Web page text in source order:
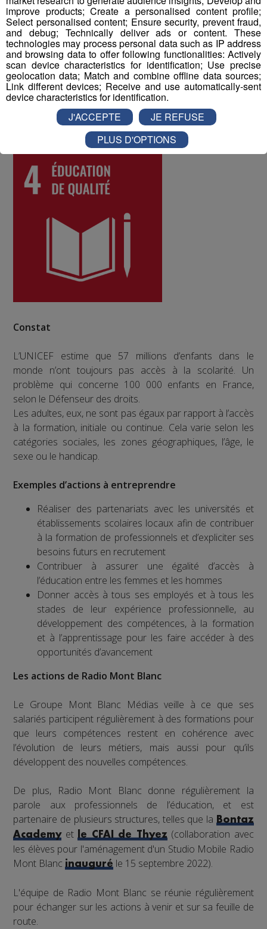
Enfin, un questionnaire bien-être envoyé chaque année
à tous les collaborateurs permet d'identifier les
difficultés qui pourraient être rencontrées par les
différents salariés, et d'y remédier. Au mois de juin 2022,
les collaborateurs ont donné une note globale de 8 sur
10 à la qualité de vie au travail au sein du Groupe Mont
Blanc Médias.
ODD numéro 4 : Education de qualité
Constat
L’UNICEF estime que 57 millions d’enfants dans le
monde n’ont toujours pas accès à la scolarité. Un
problème qui concerne 100 000 enfants en France,
selon le Défenseur des droits.
Les adultes, eux, ne sont pas égaux par rapport à l’accès
à la formation, initiale ou continue. Cela varie selon les
catégories sociales, les zones géographiques, l’âge, le
sexe ou le handicap.
Exemples d’actions à entreprendre
Réaliser des partenariats avec les universités et
établissements scolaires locaux afin de contribuer
à la formation de professionnels et d’expliciter ses
besoins futurs en recrutement
Contribuer à assurer une égalité d’accès à
l’éducation entre les femmes et les hommes
Donner accès à tous ses employés et à tous les
stades de leur expérience professionnelle, au
développement des compétences, à la formation
et à l’apprentissage pour les faire accéder à des
opportunités d’avancement
Les actions de Radio Mont Blanc
Le Groupe Mont Blanc Médias veille à ce que ses
salariés participent régulièrement à des formations pour
que leurs compétences restent en cohérence avec
l’évolution de leurs métiers, mais aussi pour qu’ils
développent des nouvelles compétences.
De plus, Radio Mont Blanc donne régulièrement la
parole aux professionnels de l’éducation, et est
partenaire de plusieurs structures, telles que la Bontaz
Academyetle CFAI de Thyez(collaboration avec
les élèves pour l'aménagement d'un Studio Mobile Radio
Mont Blancinauguré le 15 septembre 2022).
L'équipe de Radio Mont Blanc se réunie régulièrement
pour échanger sur les actions à venir et sur sa feuille de
route.
improve products; Create a personalised content profile;
Select personalised content; Ensure security, prevent fraud,
and debug; Technically deliver ads or content. These
technologies may process personal data such as IP address
and browsing data to offer following functionalities: Actively
scan device characteristics for identification; Use precise
geolocation data; Match and combine offline data sources;
Link different devices; Receive and use automatically-sent
device characteristics for identification.
J'ACCEPTE
JE REFUSE
PLUS D'OPTIONS